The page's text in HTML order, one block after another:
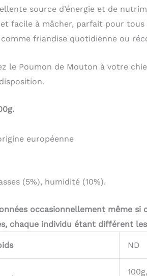
source d’énergie et de
facile à mâcher, parfait pour
friandise quotidienne ou
le Poumon de Mouton à votre
européenne
(5%), humidité (10%).
occasionnellement même si
chaque individu étant différent
ND